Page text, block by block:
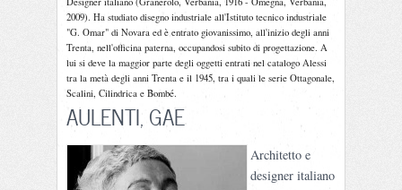
2009). Ha studiato disegno industriale all'Istituto tecnico industriale
"G. Omar" di Novara ed è entrato giovanissimo, all'inizio degli anni
Trenta, nell'officina paterna, occupandosi subito di progettazione. A
lui si deve la maggior parte degli oggetti entrati nel catalogo Alessi
tra la metà degli anni Trenta e il 1945, tra i quali le serie Ottagonale,
Scalini, Cilindrica e Bombé.
AULENTI, GAE
Architetto e
designer italiano